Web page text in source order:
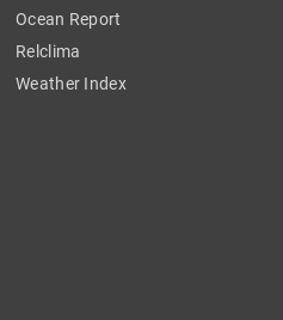
Ocean Report
Relclima
Weather Index